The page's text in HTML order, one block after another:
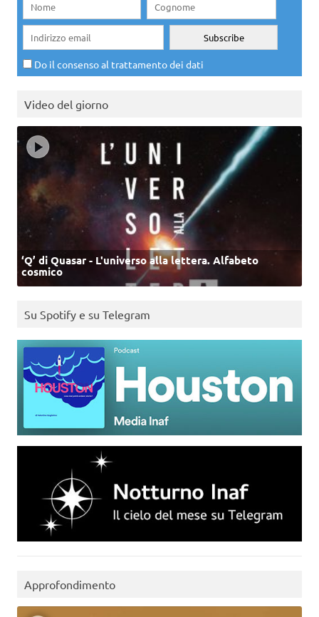
Do il consenso al trattamento dei dati
Video del giorno
‘Q’ di Quasar - L'universo alla lettera. Alfabeto
cosmico
Su Spotify e su Telegram
Approfondimento